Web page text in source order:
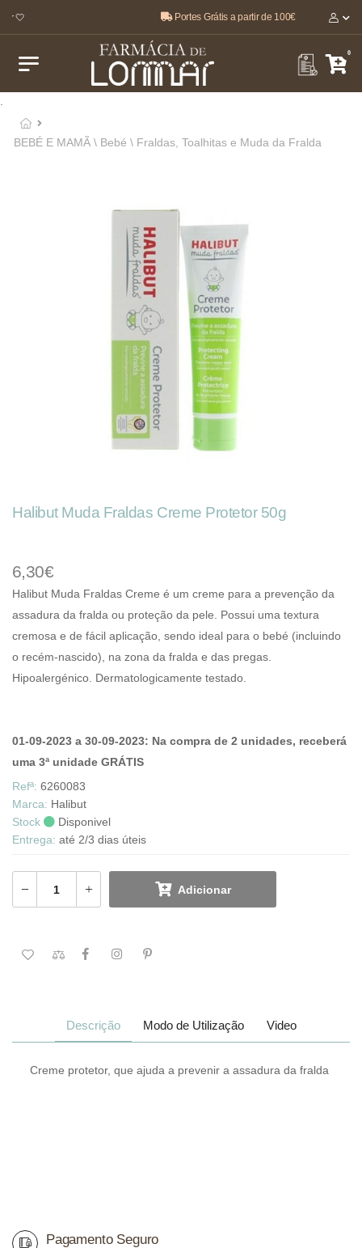
🤍 Portes Grátis a partir de 100€
0
BEBÉ E MAMÃ \ Bebé \ Fraldas, Toalhitas e Muda da Fralda
Descrição Modo de Utilização Video
Creme protetor, que ajuda a prevenir a assadura da fralda
Halibut Muda Fraldas Creme Protetor 50g
6,30€
Halibut Muda Fraldas Creme é um creme para a prevenção da
assadura da fralda ou proteção da pele. Possui uma textura
cremosa e de fácil aplicação, sendo ideal para o bebé (incluindo
o recém-nascido), na zona da fralda e das pregas.
Hipoalergénico. Dermatologicamente testado.
01-09-2023 a 30-09-2023: Na compra de 2 unidades, receberá
uma 3ª unidade GRÁTIS
Refª: 6260083
Marca: Halibut
Stock
Disponivel
Entrega: até 2/3 dias úteis
Adicionar
Pagamento Seguro